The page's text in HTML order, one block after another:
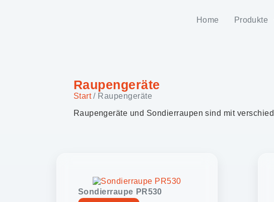
Home Produkte
Raupengeräte
Start/ Raupengeräte
Raupengeräte und Sondierraupen sind mit
Sondierraupe PR530